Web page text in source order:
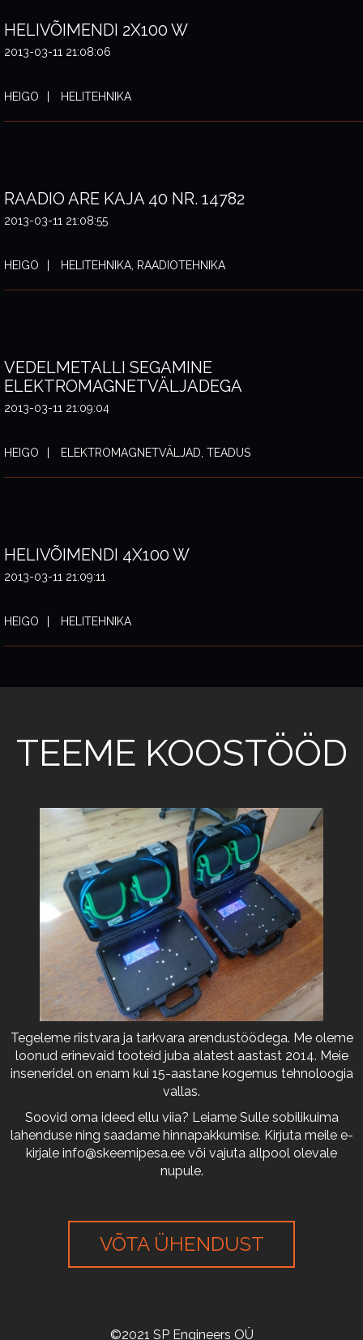
HELIVÕIMENDI 2X100 W
2013-03-11 21:08:06
HEIGO HELITEHNIKA
RAADIO ARE KAJA 40 NR. 14782
2013-03-11 21:08:55
HEIGO HELITEHNIKA, RAADIOTEHNIKA
VEDELMETALLI SEGAMINE
ELEKTROMAGNETVÄLJADEGA
2013-03-11 21:09:04
HEIGO ELEKTROMAGNETVÄLJAD, TEADUS
HELIVÕIMENDI 4X100 W
2013-03-11 21:09:11
HEIGO HELITEHNIKA
TEEME KOOSTÖÖD
Tegeleme riistvara ja tarkvara arendustöödega. Me oleme
loonud erinevaid tooteid juba alatest aastast 2014. Meie
inseneridel on enam kui 15-aastane kogemus tehnoloogia
vallas.
Soovid oma ideed ellu viia? Leiame Sulle sobilikuima
lahenduse ning saadame hinnapakkumise. Kirjuta meile e-
kirjale info@skeemipesa.ee või vajuta allpool olevale
nupule.
VÕTA ÜHENDUST
©2021 SP Engineers OÜ